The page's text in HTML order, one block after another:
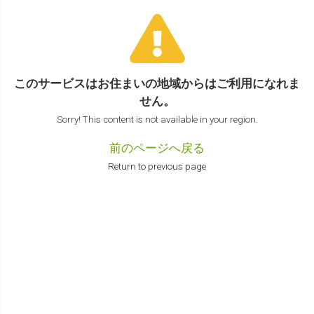
このサービスはお住まいの地域からはご利用になれま
せん。
Sorry! This content is not available in your region.
前のページへ戻る
Return to previous page